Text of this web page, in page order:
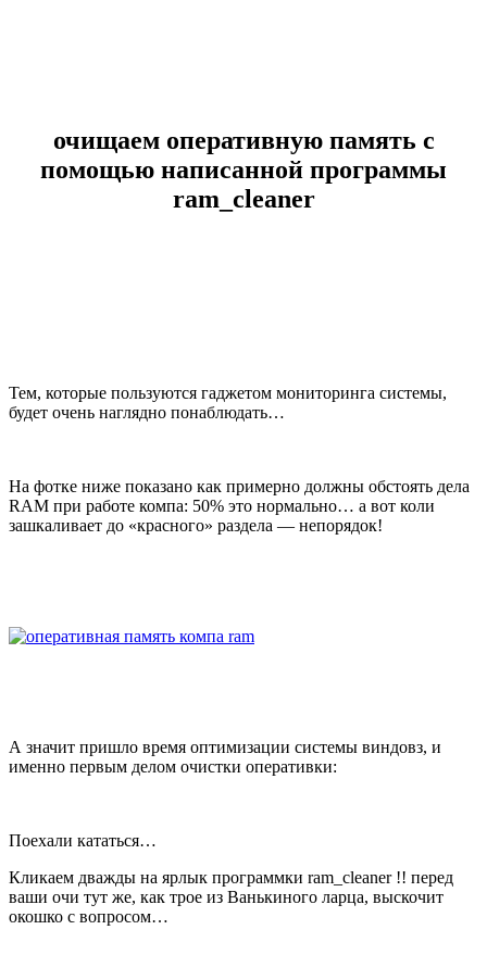
очищаем оперативную память с
помощью написанной программы
ram_cleaner
Тем, которые пользуются гаджетом мониторинга системы,
будет очень наглядно понаблюдать…
На фотке ниже показано как примерно должны обстоять дела
RAM при работе компа: 50% это нормально… а вот коли
зашкаливает до «красного» раздела — непорядок!
А значит пришло время оптимизации системы виндовз, и
именно первым делом очистки оперативки:
Поехали кататься…
Кликаем дважды на ярлык программки ram_cleaner !! перед
ваши очи тут же, как трое из Ванькиного ларца, выскочит
окошко с вопросом…